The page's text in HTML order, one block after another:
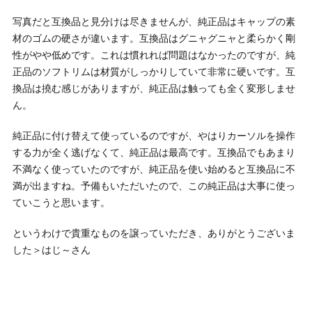
写真だと互換品と見分けは尽きませんが、純正品はキャップの素
材のゴムの硬さが違います。互換品はグニャグニャと柔らかく剛
性がやや低めです。これは慣れれば問題はなかったのですが、純
正品のソフトリムは材質がしっかりしていて非常に硬いです。互
換品は撓む感じがありますが、純正品は触っても全く変形しませ
ん。
純正品に付け替えて使っているのですが、やはりカーソルを操作
する力が全く逃げなくて、純正品は最高です。互換品でもあまり
不満なく使っていたのですが、純正品を使い始めると互換品に不
満が出ますね。予備もいただいたので、この純正品は大事に使っ
ていこうと思います。
というわけで貴重なものを譲っていただき、ありがとうございま
した＞はじ～さん